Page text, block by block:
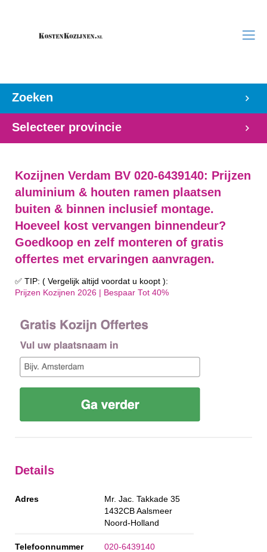
Zoeken
Selecteer provincie
Kozijnen Verdam BV 020-6439140: Prijzen
aluminium & houten ramen plaatsen
buiten & binnen inclusief montage.
Hoeveel kost vervangen binnendeur?
Goedkoop en zelf monteren of gratis
offertes met ervaringen aanvragen.
✅ TIP: ( Vergelijk altijd voordat u koopt ):
Prijzen Kozijnen 2026 | Bespaar Tot 40%‎
Details
Adres
Mr. Jac. Takkade 35
1432CBAalsmeer
Noord-Holland
Telefoonnummer 020-6439140